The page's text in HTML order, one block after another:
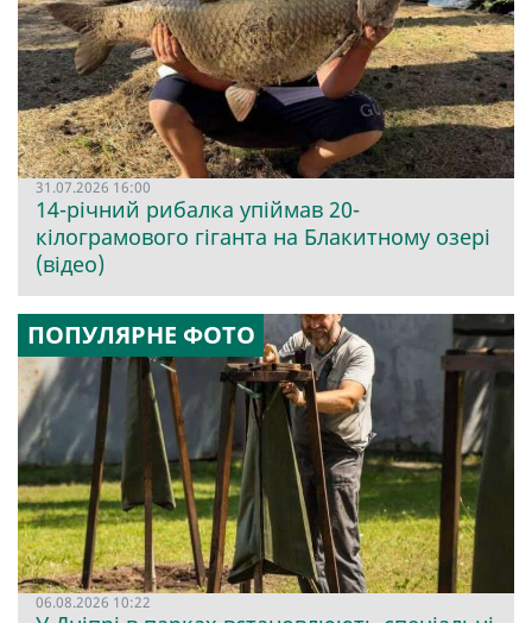
31.07.2026 16:00
14-річний рибалка упіймав 20-
кілограмового гіганта на Блакитному озері
(відео)
ПОПУЛЯРНЕ ФОТО
06.08.2026 10:22